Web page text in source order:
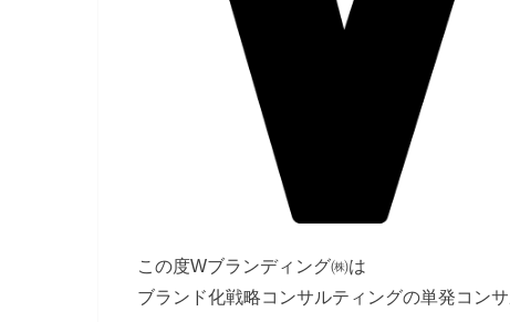
この度Wブランディング㈱は
ブランド化戦略コンサルティングの単発コン